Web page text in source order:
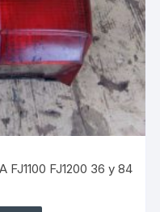
FJ1100 FJ1200 36 y 84